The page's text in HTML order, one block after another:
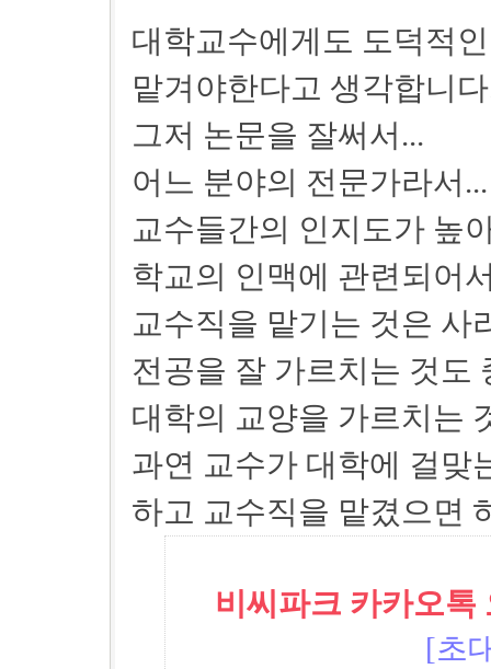
대학교수에게도 도덕적
맡겨야한다고 생각합니
그저 논문을 잘써서...
어느 분야의 전문가라서...
교수들간의 인지도가 높
학교의 인맥에 관련되어
교수직을 맡기는 것은 사
전공을 잘 가르치는 것도
대학의 교양을 가르치는
과연 교수가 대학에 걸맞
하고 교수직을 맡겼으면
비씨파크 카카오톡
[초